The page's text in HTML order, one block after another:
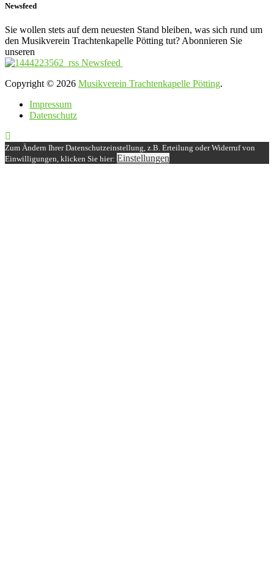
Newsfeed
Sie wollen stets auf dem neuesten Stand bleiben, was sich rund um
den Musikverein Trachtenkapelle Pötting tut? Abonnieren Sie
unseren
Newsfeed
Copyright © 2026 Musikverein Trachtenkapelle Pötting.
Impressum
Datenschutz
Zum Ändern Ihrer Datenschutzeinstellung, z.B. Erteilung oder Widerruf von
Einwilligungen, klicken Sie hier: Einstellungen